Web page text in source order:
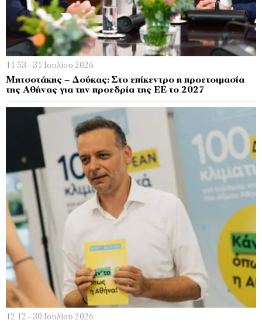
11:53 - 31 Ιουλίου 2026
Μητσοτάκης – Δούκας: Στο επίκεντρο η προετοιμασία
της Αθήνας για την προεδρία της ΕΕ το 2027
12:12 - 30 Ιουλίου 2026